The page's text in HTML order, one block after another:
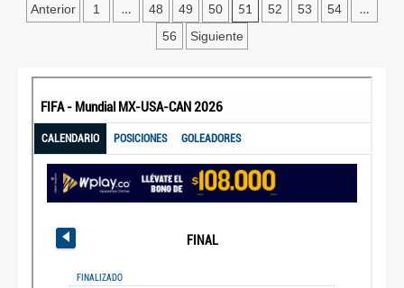
Anterior 1 … 48 49 50 51 52 53 54 …
56 Siguiente